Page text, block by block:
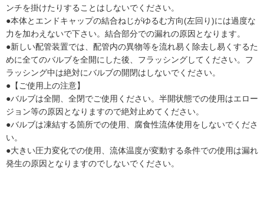
ンチを掛けたりすることはしないでください。
●本体とエンドキャップの結合ねじがゆるむ方向(左回り)には過度な
力を加わえないで下さい。結合部分での漏れの原因となります。
●新しい配管装置では、配管内の異物等を流れ易く除去し易くするた
めに全てのバルブを全開にした後、フラッシングしてください。フ
ラッシング中は絶対にバルブの開閉はしないでください。
●【ご使用上の注意】
●バルブは全開、全閉でご使用ください。半開状態での使用はエロー
ジョン等の原因となりますので絶対止めてください。
●バルブは凍結する箇所での使用、腐食性流体使用をしないでくださ
い。
●大きい圧力変化での使用、流体温度が変動する条件での使用は漏れ
発生の原因となりますのでしないでください。